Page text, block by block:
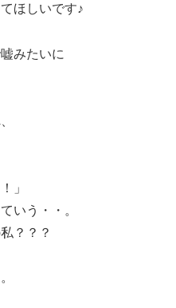
ほしいです♪
みたいに
」
いう・・。
？？？